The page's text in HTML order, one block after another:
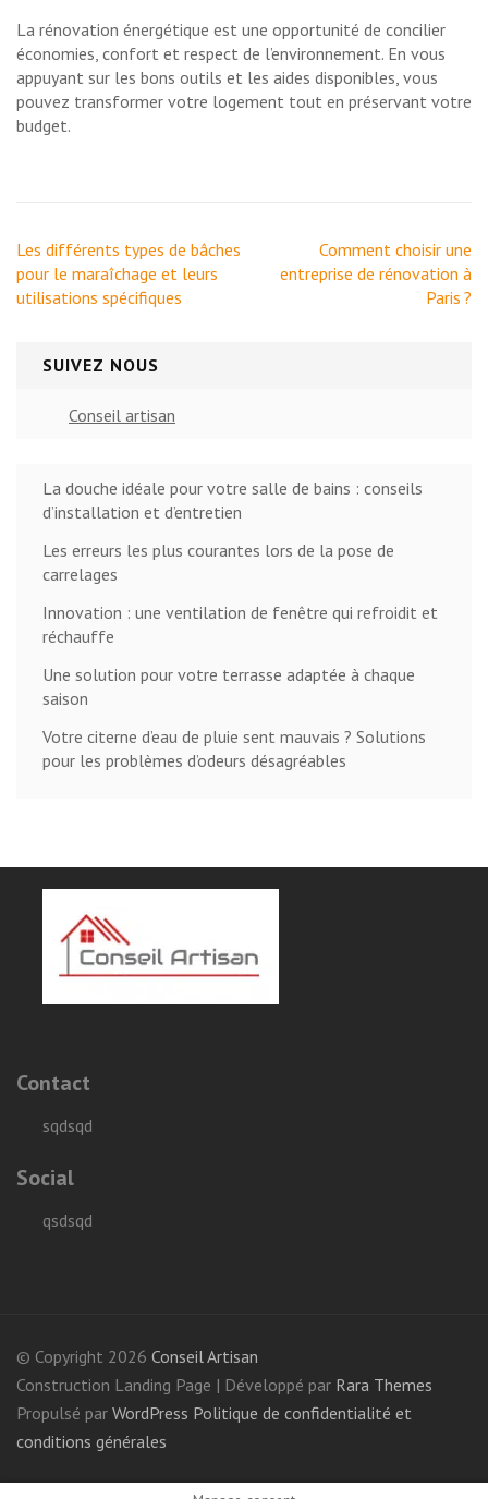
La rénovation énergétique est une opportunité de concilier
économies, confort et respect de l’environnement. En vous
appuyant sur les bons outils et les aides disponibles, vous
pouvez transformer votre logement tout en préservant votre
budget.
Navigation
de
l’article
Les différents types de bâches
pour le maraîchage et leurs
utilisations spécifiques
Comment choisir une
entreprise de rénovation à
Paris ?
SUIVEZ NOUS
Conseil artisan
La douche idéale pour votre salle de bains : conseils
d’installation et d’entretien
Les erreurs les plus courantes lors de la pose de
carrelages
Innovation : une ventilation de fenêtre qui refroidit et
réchauffe
Une solution pour votre terrasse adaptée à chaque
saison
Votre citerne d’eau de pluie sent mauvais ? Solutions
pour les problèmes d’odeurs désagréables
Contact
sqdsqd
Social
qsdsqd
© Copyright 2026 Conseil Artisan
Construction Landing Page | Développé par Rara Themes
Propulsé par WordPress Politique de confidentialité et
conditions générales